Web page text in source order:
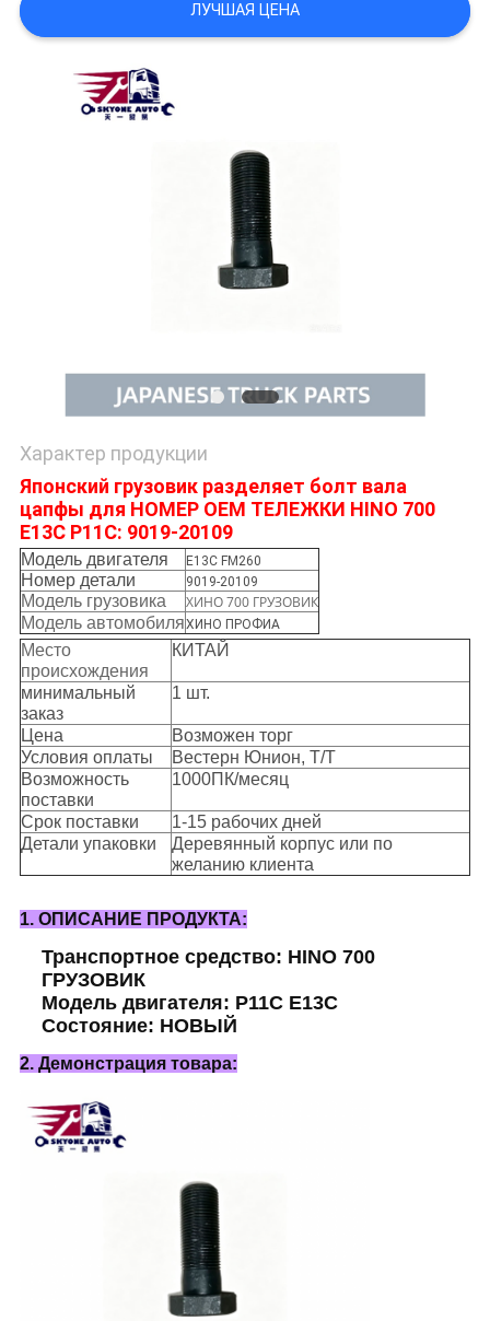
ЛУЧШАЯ ЦЕНА
Характер продукции
Японский грузовик разделяет болт вала
цапфы для НОМЕР OEM ТЕЛЕЖКИ HINO 700
E13C P11C: 9019-20109
Модель двигателя E13C FM260
Номер детали 9019-20109
Модель грузовика
ХИНО 700 ГРУЗОВИК
Модель автомобиляХИНО ПРОФИА
Место
происхождения
КИТАЙ
минимальный
заказ
1 шт.
Цена
Возможен торг
Условия оплаты
Вестерн Юнион, Т/Т
Возможность
поставки
1000ПК/месяц
Срок поставки
1-15 рабочих дней
Детали упаковки
Деревянный корпус или по
желанию клиента
1. ОПИСАНИЕ ПРОДУКТА:
Транспортное средство: HINO 700
ГРУЗОВИК
Модель двигателя: P11C E13C
Состояние: НОВЫЙ
2. Демонстрация товара: